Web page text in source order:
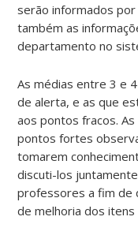
serão informados
também as
departamento no
As médias entre 3 e
de alerta, e as que
aos pontos fracos.
pontos fortes
tomarem
discuti-los
professores a fim de
de melhoria dos itens